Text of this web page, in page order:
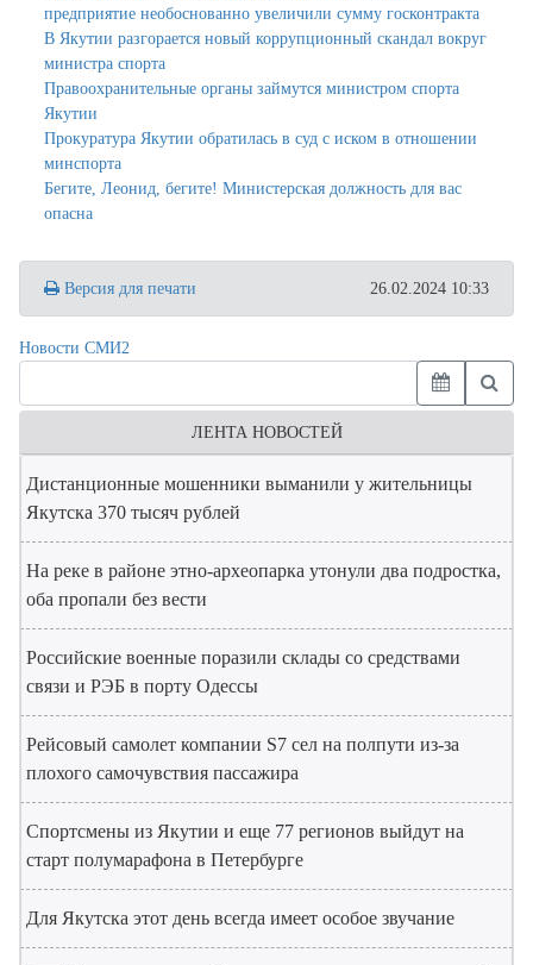
предприятие необоснованно увеличили сумму госконтракта
В Якутии разгорается новый коррупционный скандал вокруг
министра спорта
Правоохранительные органы займутся министром спорта
Якутии
Прокуратура Якутии обратилась в суд с иском в отношении
минспорта
Бегите, Леонид, бегите! Министерская должность для вас
опасна
Версия для печати 26.02.2024 10:33
Новости СМИ2
ЛЕНТА НОВОСТЕЙ
Дистанционные мошенники выманили у жительницы
Якутска 370 тысяч рублей
На реке в районе этно-археопарка утонули два подростка,
оба пропали без вести
Российские военные поразили склады со средствами
связи и РЭБ в порту Одессы
Рейсовый самолет компании S7 сел на полпути из-за
плохого самочувствия пассажира
Спортсмены из Якутии и еще 77 регионов выйдут на
старт полумарафона в Петербурге
Для Якутска этот день всегда имеет особое звучание